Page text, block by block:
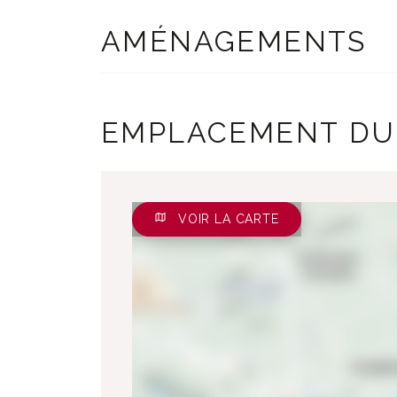
AMÉNAGEMENTS
EMPLACEMENT
VOIR LA CARTE